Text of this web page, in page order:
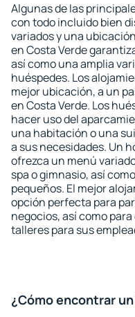
Algunas de las
con todo incluido bien
variados y una
en Costa Verde
así como una amplia
huéspedes. Los
mejor ubicación, a un
en Costa Verde. Los
hacer uso del
una habitación o una
a sus necesidades. Un
ofrezca un menú
spa o gimnasio, así
pequeños. El mejor
opción perfecta para
negocios, así como
talleres para sus
¿Cómo encontrar